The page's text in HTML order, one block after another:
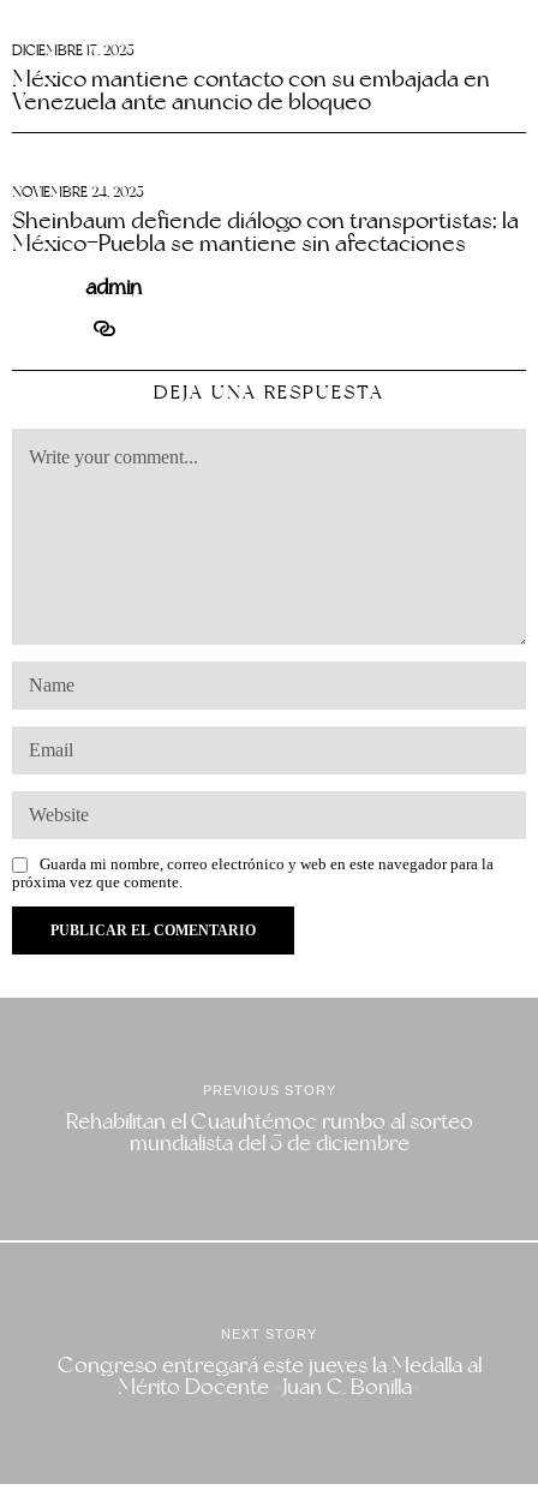
DICIEMBRE 17, 2025
México mantiene contacto con su embajada en
Venezuela ante anuncio de bloqueo
NOVIEMBRE 24, 2025
Sheinbaum defiende diálogo con transportistas; la
México–Puebla se mantiene sin afectaciones
admin
DEJA UNA RESPUESTA
Guarda mi nombre, correo electrónico y web en este navegador para la
próxima vez que comente.
PREVIOUS STORY
Rehabilitan el Cuauhtémoc rumbo al sorteo
mundialista del 5 de diciembre
NEXT STORY
Congreso entregará este jueves la Medalla al
Mérito Docente «Juan C. Bonilla»